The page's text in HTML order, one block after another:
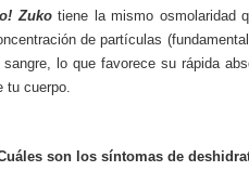
Zukotiene la mismo osmolaridad
de partículas
sangre, lo que favorece su rápida
tu cuerpo.
son los síntomas de